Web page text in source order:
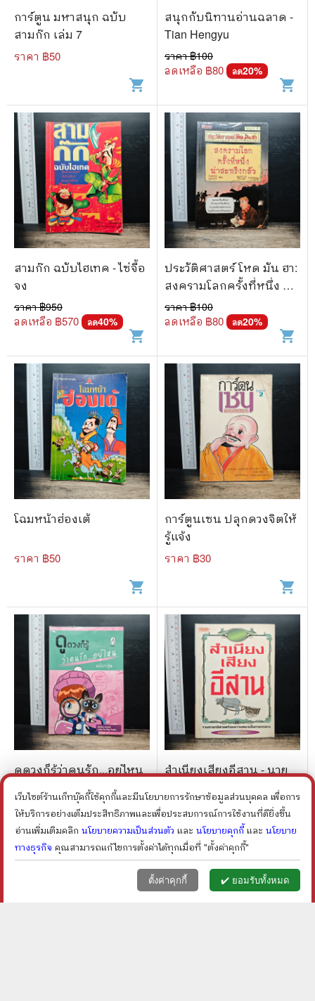
การ์ตูน มหาสนุก ฉบับ
สามก๊ก เล่ม 7
ราคา ฿50
shopping_cart
สนุกกับนิทานอ่านฉลาด -
Tian Hengyu
ราคา ฿100
ลดเหลือ ฿80 ลด20%
shopping_cart
สามก๊ก ฉบับไฮเทค - ไซ่จื้อ
จง
ราคา ฿950
ลดเหลือ ฿570 ลด40%
shopping_cart
ประวัติศาสตร์ โหด มัน ฮา:
สงครามโลกครั้งที่หนึ่ง น่า
สะพรึงกลัว - Terry Deary
ราคา ฿100
ลดเหลือ ฿80 ลด20%
shopping_cart
โฉมหน้าฮ่องเต้
ราคา ฿50
shopping_cart
การ์ตูนเซน ปลุกดวงจิตให้
รู้แจ้ง
ราคา ฿30
shopping_cart
ดูดวงก็รู้ว่าคนรัก...อยู่ไหน
ฉบับการ์ตูน - วยากรณ์
ราคา ฿100
ลดเหลือ ฿ 80 ลด
shopping_cart
สำเนียงเสียงอีสาน - นาย
ราคา ฿50
shopping_cart
ตะกร้า (0 faceเมนูลูกค้า
เว็บไซต์ร้านเก็ทบุ๊คกี้ใช้คุกกี้และมีนโยบายการรักษาข้อมูลส่วนบุคคล เพื่อการ
ให้บริการอย่างเต็มประสิทธิภาพและเพื่อประสบการณ์การใช้งานที่ดียิ่งขึ้น
อ่านเพิ่มเติมคลิก นโยบายความเป็นส่วนตัว และ นโยบายคุกกี้ และ นโยบาย
ทางธุรกิจ คุณสามารถแก้ไขการตั้งค่าได้ทุกเมื่อที่ "ตั้งค่าคุกกี้"
ตั้งค่าคุกกี้ ✔️ ยอมรับทั้งหมด